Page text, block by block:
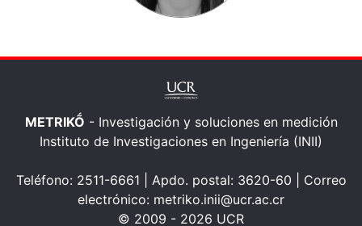
METRIKṌ - Investigación y soluciones en medición
Instituto de Investigaciones en Ingeniería (INII)
Teléfono: 2511-6661 | Apdo. postal: 3620-60 | Correo
electrónico: metriko.inii@ucr.ac.cr
© 2009 - 2026 UCR